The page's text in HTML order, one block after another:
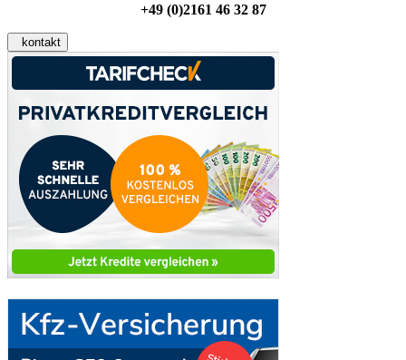
+49 (0)2161 46 32 87
kontakt